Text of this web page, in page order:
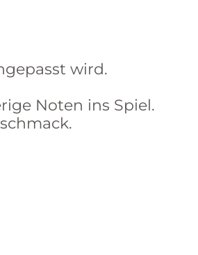
wird.
Noten ins Spiel.